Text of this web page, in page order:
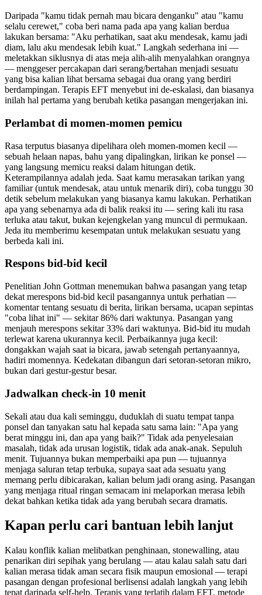
Daripada "kamu tidak pernah mau bicara denganku" atau "kamu
selalu cerewet," coba beri nama pada apa yang kalian berdua
lakukan bersama: "Aku perhatikan, saat aku mendesak, kamu jadi
diam, lalu aku mendesak lebih kuat." Langkah sederhana ini —
meletakkan siklusnya di atas meja alih-alih menyalahkan orangnya
— menggeser percakapan dari serang/bertahan menjadi sesuatu
yang bisa kalian lihat bersama sebagai dua orang yang berdiri
berdampingan. Terapis EFT menyebut ini de-eskalasi, dan biasanya
inilah hal pertama yang berubah ketika pasangan mengerjakan ini.
Perlambat di momen-momen pemicu
Rasa terputus biasanya dipelihara oleh momen-momen kecil —
sebuah helaan napas, bahu yang dipalingkan, lirikan ke ponsel —
yang langsung memicu reaksi dalam hitungan detik.
Keterampilannya adalah jeda. Saat kamu merasakan tarikan yang
familiar (untuk mendesak, atau untuk menarik diri), coba tunggu 30
detik sebelum melakukan yang biasanya kamu lakukan. Perhatikan
apa yang sebenarnya ada di balik reaksi itu — sering kali itu rasa
terluka atau takut, bukan kejengkelan yang muncul di permukaan.
Jeda itu memberimu kesempatan untuk melakukan sesuatu yang
berbeda kali ini.
Respons bid-bid kecil
Penelitian John Gottman menemukan bahwa pasangan yang tetap
dekat merespons bid-bid kecil pasangannya untuk perhatian —
komentar tentang sesuatu di berita, lirikan bersama, ucapan sepintas
"coba lihat ini" — sekitar 86% dari waktunya. Pasangan yang
menjauh merespons sekitar 33% dari waktunya. Bid-bid itu mudah
terlewat karena ukurannya kecil. Perbaikannya juga kecil:
dongakkan wajah saat ia bicara, jawab setengah pertanyaannya,
hadiri momennya. Kedekatan dibangun dari setoran-setoran mikro,
bukan dari gestur-gestur besar.
Jadwalkan check-in 10 menit
Sekali atau dua kali seminggu, duduklah di suatu tempat tanpa
ponsel dan tanyakan satu hal kepada satu sama lain: "Apa yang
berat minggu ini, dan apa yang baik?" Tidak ada penyelesaian
masalah, tidak ada urusan logistik, tidak ada anak-anak. Sepuluh
menit. Tujuannya bukan memperbaiki apa pun — tujuannya
menjaga saluran tetap terbuka, supaya saat ada sesuatu yang
memang perlu dibicarakan, kalian belum jadi orang asing. Pasangan
yang menjaga ritual ringan semacam ini melaporkan merasa lebih
dekat bahkan ketika tidak ada yang berubah secara dramatis.
Kapan perlu cari bantuan lebih lanjut
Kalau konflik kalian melibatkan penghinaan, stonewalling, atau
penarikan diri sepihak yang berulang — atau kalau salah satu dari
kalian merasa tidak aman secara fisik maupun emosional — terapi
pasangan dengan profesional berlisensi adalah langkah yang lebih
tepat daripada self-help. Terapis yang terlatih dalam EFT, metode